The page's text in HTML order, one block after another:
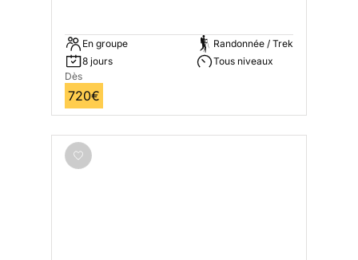
En groupe
8 jours
Randonnée / Trek
Tous niveaux
Dès
720€